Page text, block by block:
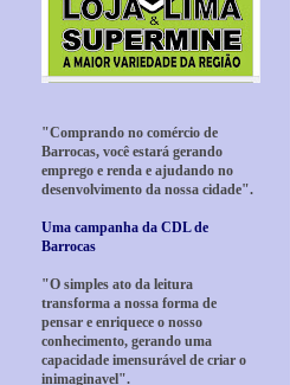
"Comprando no comércio de
Barrocas, você estará gerando
emprego e renda e ajudando no
desenvolvimento da nossa cidade".
Uma campanha da CDL de
Barrocas
"O simples ato da leitura
transforma a nossa forma de
pensar e enriquece o nosso
conhecimento, gerando uma
capacidade imensurável de criar o
inimaginavel".